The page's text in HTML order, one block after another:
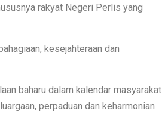
rakyat Negeri Perlis yang
kesejahteraan dan
baharu dalam kalendar masyarakat
perpaduan dan keharmonian